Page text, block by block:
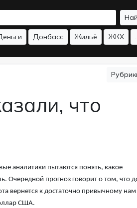
Донбасс Жильё ЖКХ
что
аналитики пытаются понять, какое
Очередной прогноз говорит о том, что
вернется к достаточно привычному нам
США.